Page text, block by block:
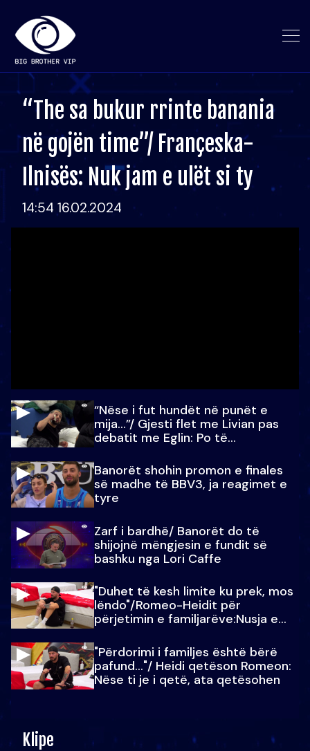
“The sa bukur rrinte banania
në gojën time”/ Françeska-
Ilnisës: Nuk jam e ulët si ty
14:54 16.02.2024
“Nëse i fut hundët në punët e
mija…”/ Gjesti flet me Livian pas
debatit me Eglin: Po të
Banorët shohin promon e finales
së madhe të BBV3, ja reagimet e
tyre
Zarf i bardhë/ Banorët do të
shijojnë mëngjesin e fundit së
bashku nga Lori Caffe
"Duhet të kesh limite ku prek, mos
lëndo"/Romeo-Heidit për
përjetimin e familjarëve:Nusja e
"Përdorimi i familjes është bërë
pafund…"/ Heidi qetëson Romeon:
Nëse ti je i qetë, ata qetësohen
Klipe